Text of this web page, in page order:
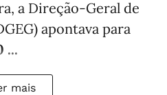
a Direção-Geral de
apontava para
...
mais